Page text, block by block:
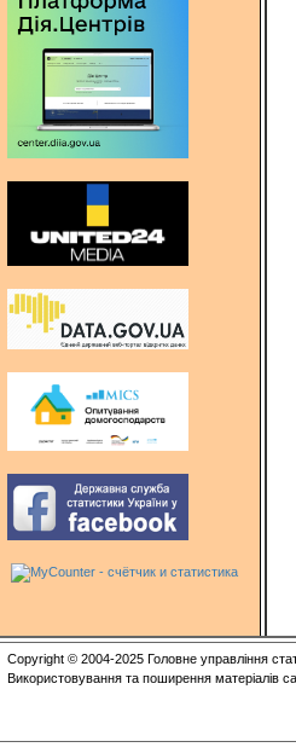
Copyright © 2004-2025 Головне управління
Використовування та поширення матеріалів